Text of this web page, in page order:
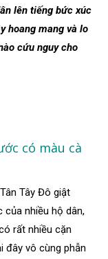
lên tiếng bức xúc
hoang mang và lo
cứu nguy cho
có màu cà
Tây Đô giật
nhiều hộ dân,
rất nhiều cặn
đây vô cùng phẫn